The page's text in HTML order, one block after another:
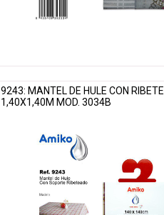
9243: MANTEL DE HULE CON RIBETE
1,40X1,40M MOD. 3034B